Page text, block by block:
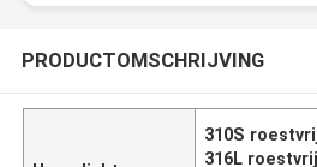
PRODUCTOMSCHRIJVING
310S
316L